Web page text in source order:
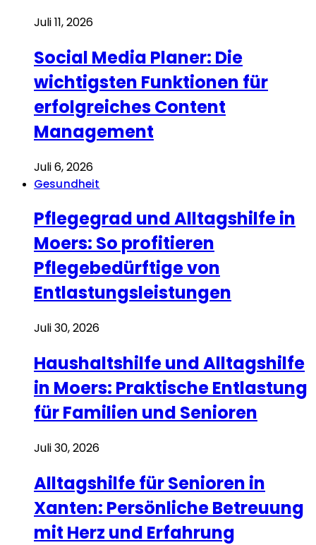
Juli 11, 2026
Social Media Planer: Die
wichtigsten Funktionen für
erfolgreiches Content
Management
Juli 6, 2026
Gesundheit
Pflegegrad und Alltagshilfe in
Moers: So profitieren
Pflegebedürftige von
Entlastungsleistungen
Juli 30, 2026
Haushaltshilfe und Alltagshilfe
in Moers: Praktische Entlastung
für Familien und Senioren
Juli 30, 2026
Alltagshilfe für Senioren in
Xanten: Persönliche Betreuung
mit Herz und Erfahrung